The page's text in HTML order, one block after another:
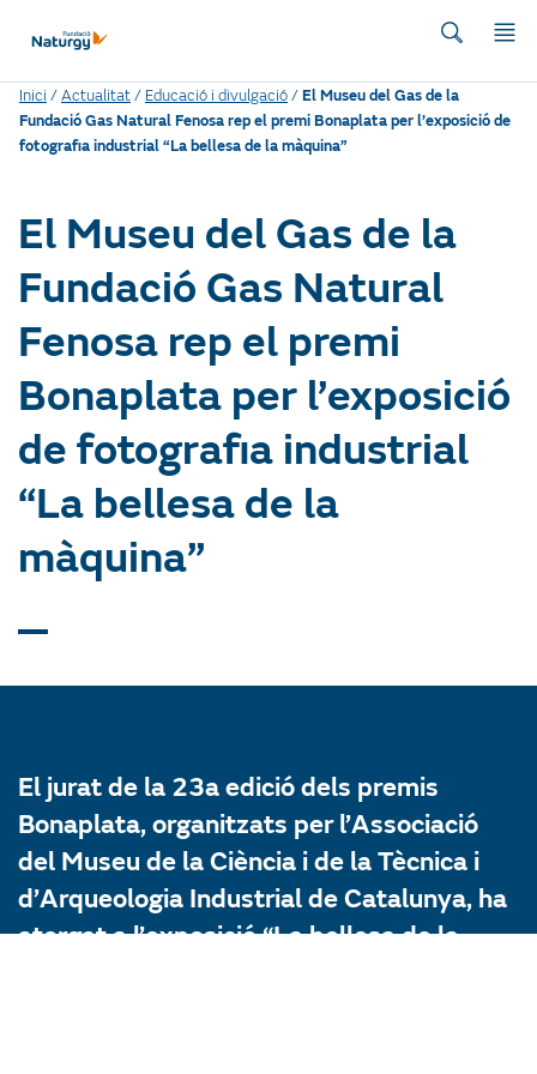
Inici /Actualitat/ Educació i divulgació/El Museu del Gas de la
Fundació Gas Natural Fenosa rep el premi Bonaplata per l’exposició de
fotografia industrial “La bellesa de la màquina”
El Museu del Gas de la
Fundació Gas Natural
Fenosa rep el premi
Bonaplata per l’exposició
de fotografia industrial
“La bellesa de la
màquina”
El jurat de la 23a edició dels premis
Bonaplata, organitzats per l’Associació
del Museu de la Ciència i de la Tècnica i
d’Arqueologia Industrial de Catalunya, ha
atorgat a l’exposició “La bellesa de la